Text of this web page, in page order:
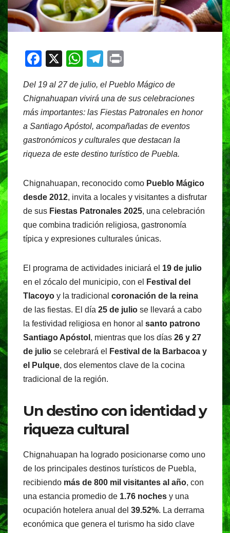
F
c
e
b
o
o
X
W
at
s
A
p
p
T
e
gr
a
m
t
Del 19 al 27 de julio, el Pueblo Mágico de
Chignahuapan vivirá una de sus celebraciones
más importantes: las Fiestas Patronales en honor
a Santiago Apóstol, acompañadas de eventos
gastronómicos y culturales que destacan la
riqueza de este destino turístico de Puebla.
Chignahuapan, reconocido como Pueblo Mágico
desde 2012, invita a locales y visitantes a disfrutar
de sus Fiestas Patronales 2025, una celebración
que combina tradición religiosa, gastronomía
típica y expresiones culturales únicas.
El programa de actividades iniciará el 19 de julio
en el zócalo del municipio, con el
Festival del
Tlacoyo y la tradicional coronación de la reina
de las fiestas. El día 25 de julio se llevará a cabo
la festividad religiosa en honor al santo patrono
Santiago Apóstol , mientras que los días 26 y 27
de julio se celebrará el
Festival de la Barbacoa y
el Pulque, dos elementos clave de la cocina
tradicional de la región.
Un destino con identidad y
riqueza cultural
Chignahuapan ha logrado posicionarse como uno
de los principales destinos turísticos de Puebla,
recibiendo más de 800 mil visitantes al año, con
una estancia promedio de 1.76 noches y una
ocupación hotelera anual del 39.52%. La derrama
económica que genera el turismo ha sido clave